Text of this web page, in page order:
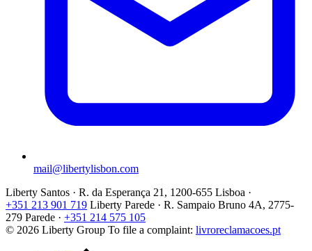
mail@libertylisbon.com
Liberty Santos · R. da Esperança 21, 1200-655 Lisboa ·
+351 213 901 719 Liberty Parede · R. Sampaio Bruno 4A, 2775-
279 Parede · +351 214 575 105
© 2026 Liberty Group To file a complaint: livroreclamacoes.pt